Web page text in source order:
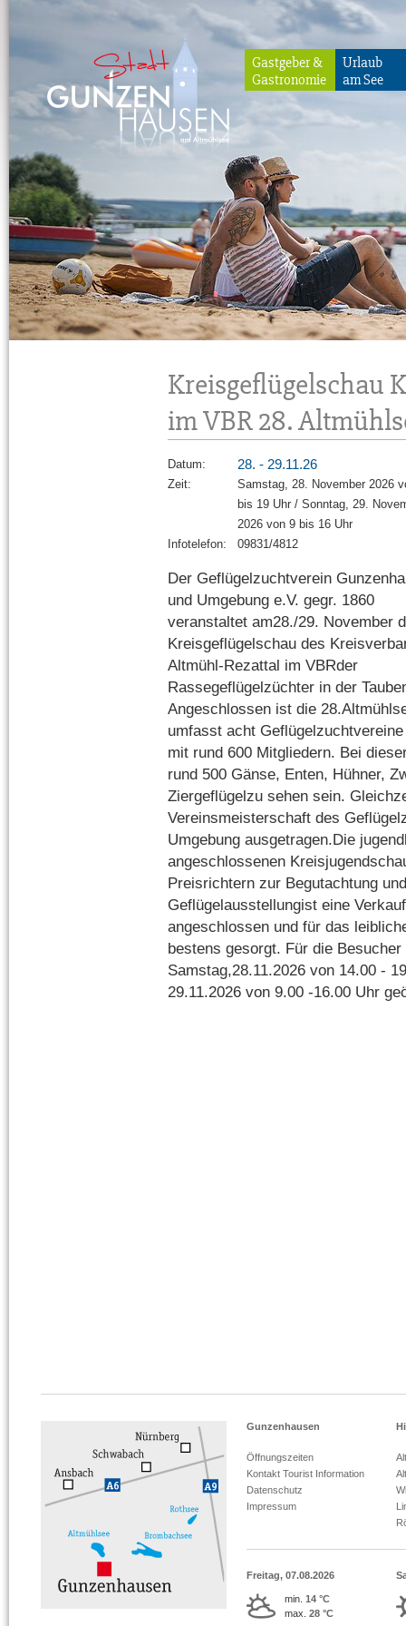
Gunzenhausen
Gastgeber &
Gastronomie
Urlaub
am See
Kreisgeflügelschau
im VBR 28.
Datum: 28. - 29.11.26
Zeit:
Samstag, 28. November 2026
bis 19 Uhr / Sonntag, 29.
2026 von 9 bis 16 Uhr
Infotelefon: 09831/4812
Der Geflügelzuchtverein
und Umgebung e.V. gegr. 1860
veranstaltet am28./29. November
Kreisgeflügelschau des
Altmühl-Rezattal im VBRder
Rassegeflügelzüchter in der
Angeschlossen ist die
umfasst acht
mit rund 600 Mitgliedern. Bei
rund 500 Gänse, Enten, Hühner,
Ziergeflügelzu sehen sein.
Vereinsmeisterschaft des
Umgebung ausgetragen.Die
angeschlossenen
Preisrichtern zur Begutachtung
Geflügelausstellungist eine
angeschlossen und für das
bestens gesorgt. Für die
Samstag,28.11.2026 von 14.00 -
29.11.2026 von 9.00 -16.00 Uhr
Gunzenhausen
Öffnungszeiten
Kontakt Tourist Information
Datenschutz
Impressum
Freitag, 07.08.2026
min. 14 °C
max. 28 °C